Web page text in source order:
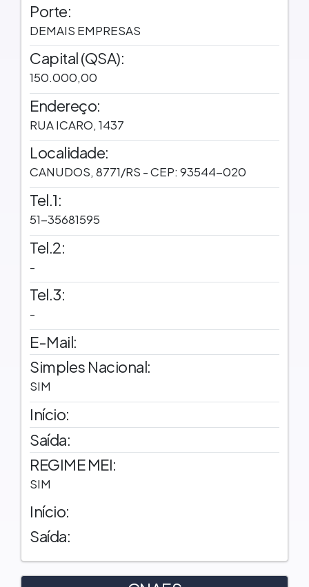
Porte:
DEMAIS EMPRESAS
Capital (QSA):
150.000,00
Endereço:
RUA ICARO, 1437
Localidade:
CANUDOS, 8771/RS - CEP: 93544-020
Tel.1:
51-35681595
Tel.2:
-
Tel.3:
-
E-Mail:
Simples Nacional:
SIM
Início:
Saída:
REGIME MEI:
SIM
Início:
Saída: